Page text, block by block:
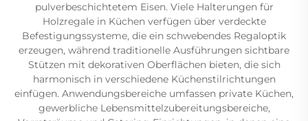
pulverbeschichtetem Eisen. Viele Halterungen für
Holzregale in Küchen verfügen über verdeckte
Befestigungssysteme, die ein schwebendes Regaloptik
erzeugen, während traditionelle Ausführungen sichtbare
Stützen mit dekorativen Oberflächen bieten, die sich
harmonisch in verschiedene Küchenstilrichtungen
einfügen. Anwendungsbereiche umfassen private Küchen,
gewerbliche Lebensmittelzubereitungsbereiche,